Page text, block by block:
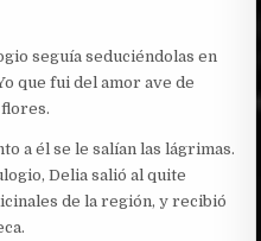
seguía seduciéndolas en
que fui del amor ave de
a él se le salían las lágrimas.
Delia salió al quite
de la región, y recibió